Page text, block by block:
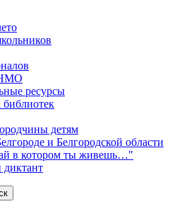
НМО
ресурсы
детям
и Белгородской области
в котором ты живешь…"
диктант